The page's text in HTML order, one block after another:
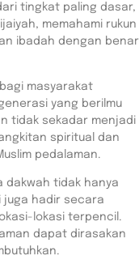
tingkat paling dasar,
memahami rukun
ibadah dengan benar
masyarakat
yang berilmu
tidak sekadar menjadi
spiritual dan
pedalaman.
dakwah tidak hanya
juga hadir secara
lokasi terpencil.
dapat dirasakan